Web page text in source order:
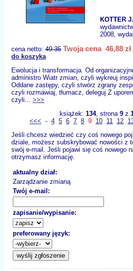
KOTTER
2008,
cena netto: 49.35 Twoja cena 46,88 zł
do koszyka
Ewolucja i transformacja. Od
administro Wiatr zmian, czyli wykreuj
Oddane zastępy, czyli stwórz zgrany
czyli rozmawiaj, tłumacz, deleguj Z
czyli... >>>
książek: 134, strona 9z
<<< - 4 5 6 7 8 9 10 11 12
Jeśli chcesz wiedzieć czy coś nowego
dziale, możesz subskrybować nowości z
swój e-mail. Jeśli pojawi się coś nowego
otrzymasz informację.
aktualny dział:
Zarządzanie zmianą
Twój e-mail:
zapisanie/wypisanie:
preferowany język: